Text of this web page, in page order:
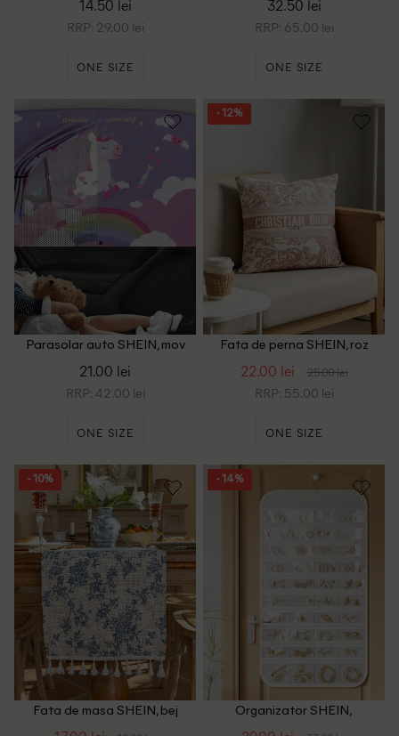
14.50 lei
RRP: 29.00 lei
ONE SIZE
32.50 lei
RRP: 65.00 lei
ONE SIZE
Parasolar auto SHEIN, mov
21.00 lei
RRP: 42.00 lei
ONE SIZE
- 12%
Fata de perna SHEIN, roz
22.00 lei 25.00 lei
RRP: 55.00 lei
ONE SIZE
- 10%
Fata de masa SHEIN, bej
- 14%
Organizator SHEIN,